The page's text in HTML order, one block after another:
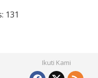
131
Ikuti Kami